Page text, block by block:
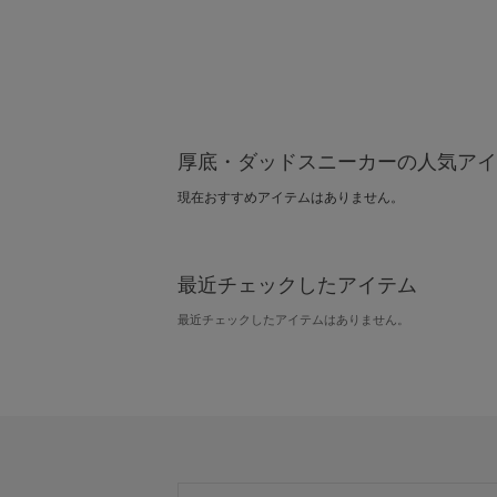
厚底・ダッドスニーカーの人気ア
現在おすすめアイテムはありません。
最近チェックしたアイテム
最近チェックしたアイテムはありません。